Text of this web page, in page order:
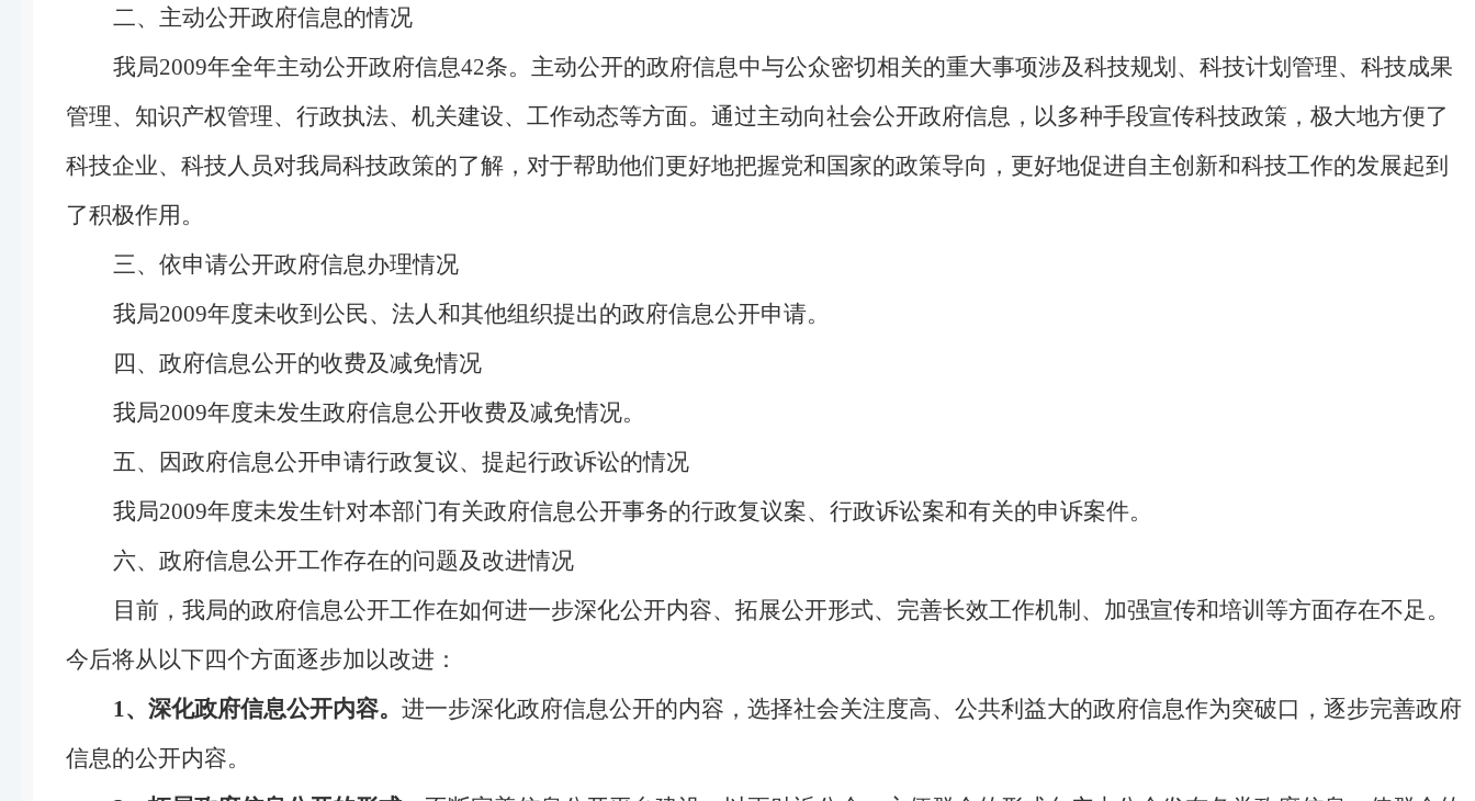
二、主动公开政府信息的情况
我局2009年全年主动公开政府信息42条。主动公开的政府信息中与公众密切相关的重大事项涉及科技规划、科技计划管理、科技成果
管理、知识产权管理、行政执法、机关建设、工作动态等方面。通过主动向社会公开政府信息，以多种手段宣传科技政策，极大地方便了
科技企业、科技人员对我局科技政策的了解，对于帮助他们更好地把握党和国家的政策导向，更好地促进自主创新和科技工作的发展起到
了积极作用。
三、依申请公开政府信息办理情况
我局2009年度未收到公民、法人和其他组织提出的政府信息公开申请。
四、政府信息公开的收费及减免情况
我局2009年度未发生政府信息公开收费及减免情况。
五、因政府信息公开申请行政复议、提起行政诉讼的情况
我局2009年度未发生针对本部门有关政府信息公开事务的行政复议案、行政诉讼案和有关的申诉案件。
六、政府信息公开工作存在的问题及改进情况
目前，我局的政府信息公开工作在如何进一步深化公开内容、拓展公开形式、完善长效工作机制、加强宣传和培训等方面存在不足。
今后将从以下四个方面逐步加以改进：
1、深化政府信息公开内容。 进一步深化政府信息公开的内容，选择社会关注度高、公共利益大的政府信息作为突破口，逐步完善政府
信息的公开内容。